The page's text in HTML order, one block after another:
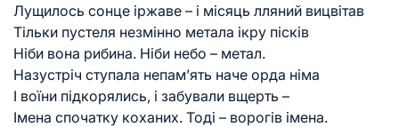
Лущилось сонце іржаве – і місяць лляний вицвітав
Тільки пустеля незмінно метала ікру пісків
Ніби вона рибина. Ніби небо – метал.
Назустріч ступала непам’ять наче орда німа
І воїни підкорялись, і забували вщерть –
Імена спочатку коханих. Тоді – ворогів імена.